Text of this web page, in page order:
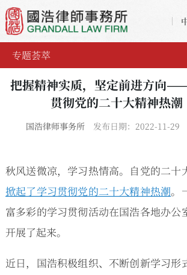
专题荟萃
把握精神实质，坚定前进方向
贯彻党的二十大精神热潮
国浩律师事务所 发布日期：2022-11-29
秋风送微凉，学习热情高。自党的二十
掀起了学习贯彻党的二十大精神热潮。
富多彩的学习贯彻活动在国浩各地办
开展了起来。
近日，国浩积极组织、不断创新学习